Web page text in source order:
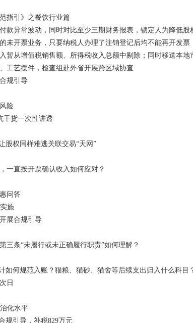
指引》之餐饮行业篇
款异常波动，同时对比至少三期财务报表，锁定人为降低股
未开票业务，只要纳税人办理了注销登记后均不能再开发票
暂从增值税销售额、所得税收入总额中剔除；同时移送本地
工艺摆件，检查组赴外省开展跨区域协查
规引导
险
干货一次性讲透
权同样难逃关联交易“天网”
一直按开票确认收入如何应对？
问答
施
展合规引导
三条“未履行或未正确履行职责”如何理解？
如何规范入账？猫粮、猫砂、猫舍等后续支出归入什么科目
日
化水平
规引导，补税829万元